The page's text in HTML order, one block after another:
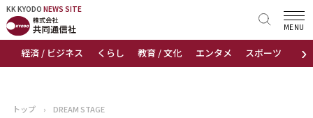
KK KYODO NEWS SITE
›
経済 / ビジネス くらし 教育 / 文化 エンタメ スポーツ 地域
MENU
KK KYODONEWS SITE
トップページ
トップ › DREAM STAGE